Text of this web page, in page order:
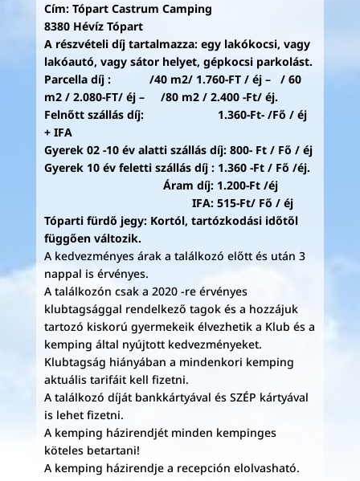
Cím: Tópart Castrum Camping
8380 Hévíz Tópart
A részvételi díj tartalmazza: egy lakókocsi, vagy
lakóautó, vagy sátor helyet, gépkocsi parkolást.
Parcella díj : /40 m2/ 1.760-FT / éj – / 60
m2 / 2.080-FT/ éj – /80 m2 / 2.400 -Ft/ éj.
Felnőtt szállás díj: 1.360-Ft- /Fő / éj
+ IFA
Gyerek 02 -10 év alatti szállás díj: 800- Ft / Fő / éj
Gyerek 10 év feletti szállás díj : 1.360 -Ft / Fő /éj.
Áram díj: 1.200-Ft /éj
IFA: 515-Ft/ Fő / éj
Tóparti fürdő jegy: Kortól, tartózkodási időtől
függően változik.
A kedvezményes árak a találkozó előtt és után 3
nappal is érvényes.
A találkozón csak a 2020 -re érvényes
klubtagsággal rendelkező tagok és a hozzájuk
tartozó kiskorú gyermekeik élvezhetik a Klub és a
kemping által nyújtott kedvezményeket.
Klubtagság hiányában a mindenkori kemping
aktuális tarifáit kell fizetni.
A találkozó díját bankkártyával és SZÉP kártyával
is lehet fizetni.
A kemping házirendjét minden kempinges
köteles betartani!
A kemping házirendje a recepción elolvasható.